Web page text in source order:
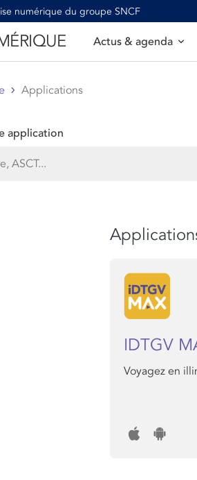
numérique du groupe SNCF
Actus & agenda
Applications
application
IDTGV
Voyagez en